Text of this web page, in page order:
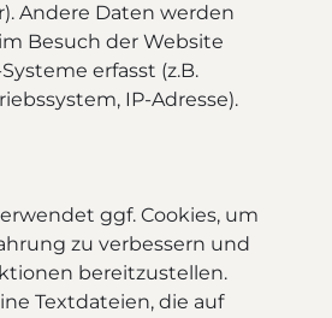
Andere Daten werden
Besuch der Website
erfasst (z.B.
IP-Adresse).
ggf. Cookies, um
zu verbessern und
bereitzustellen.
Textdateien, die auf